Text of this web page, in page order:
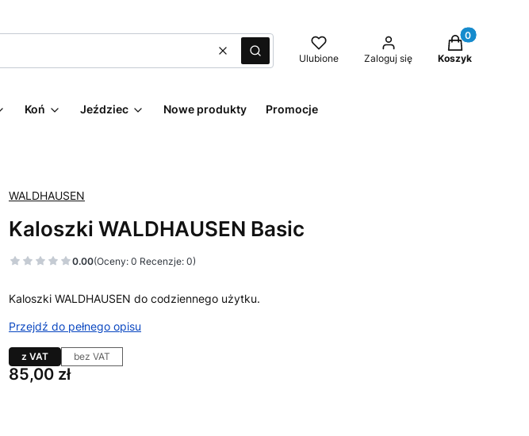
WyczyśćSzukaj Ulubione Zaloguj się
Produkty w
Koszyk
Koń Jeździec Nowe produkty Promocje
WALDHAUSEN
Kaloszki WALDHAUSEN Basic
0.00(Oceny: 0 Recenzje: 0)
Kaloszki WALDHAUSEN do codziennego użytku.
Przejdź do pełnego opisu
z VAT bez VAT
Cena
85,00 zł